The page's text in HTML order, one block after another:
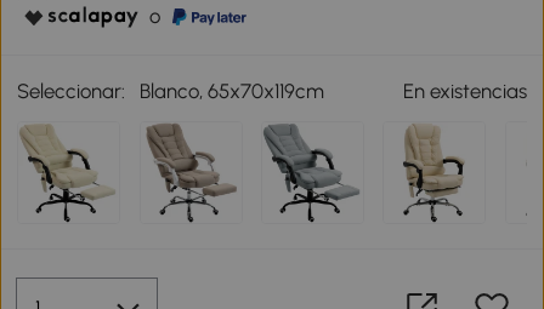
o
Seleccionar: Blanco, 65x70x119cm En existencias